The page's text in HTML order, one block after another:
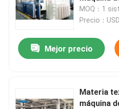
de 3000m
MOQ：1
Precio：
Mejor precio
Materia
máquina